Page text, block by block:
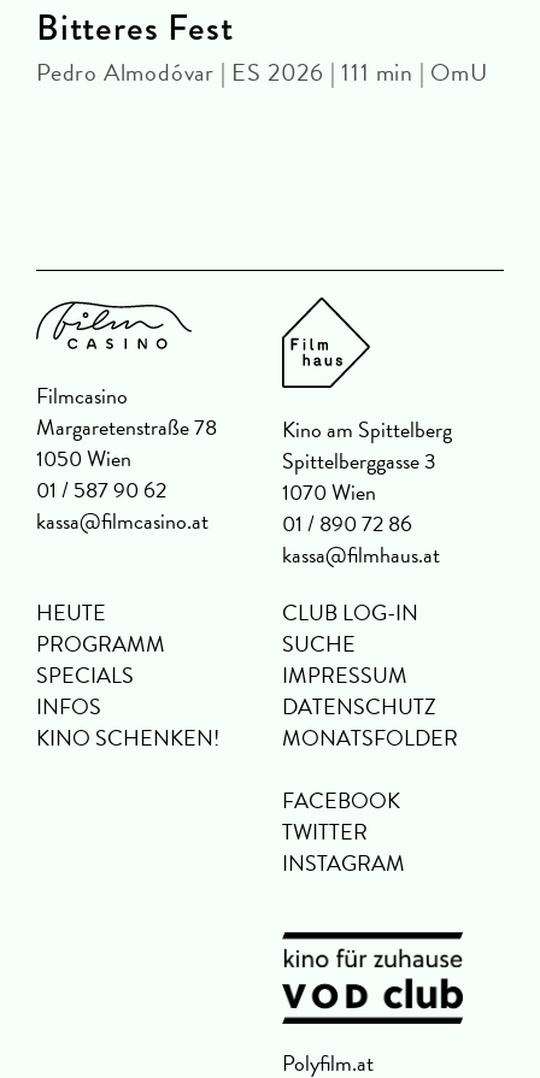
Bitteres Fest
Pedro Almodóvar | ES 2026 | 111 min | OmU
Filmcasino
Margaretenstraße 78
1050 Wien
01 / 587 90 62
kassa@filmcasino.at
Kino am Spittelberg
Spittelberggasse 3
1070 Wien
01 / 890 72 86
kassa@filmhaus.at
HEUTE
PROGRAMM
SPECIALS
INFOS
KINO SCHENKEN!
CLUB LOG-IN
SUCHE
IMPRESSUM
DATENSCHUTZ
MONATSFOLDER
FACEBOOK
TWITTER
INSTAGRAM
Polyfilm.at